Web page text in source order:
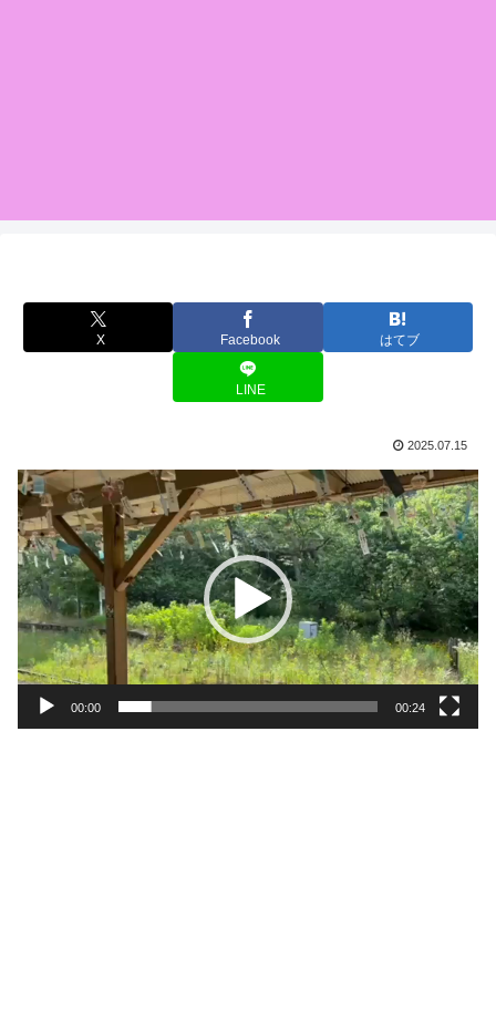
X Facebook はてブ
LINE
2025.07.15
動
画
プ
レ
ー
ヤ
ー
00:00 00:24